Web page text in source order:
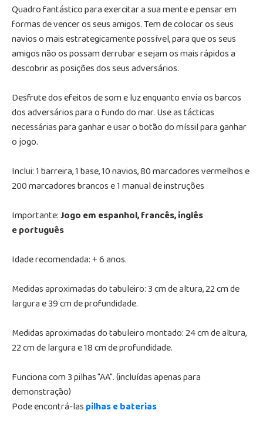
Quadro fantástico para exercitar a sua mente e pensar em
formas de vencer os seus amigos. Tem de colocar os seus
navios o mais estrategicamente possível, para que os seus
amigos não os possam derrubar e sejam os mais rápidos a
descobrir as posições dos seus adversários.
Desfrute dos efeitos de som e luz enquanto envia os barcos
dos adversários para o fundo do mar. Use as tácticas
necessárias para ganhar e usar o botão do míssil para ganhar
o jogo.
Inclui: 1 barreira, 1 base, 10 navios, 80 marcadores vermelhos e
200 marcadores brancos e 1 manual de instruções
Importante:Jogo em espanhol, francês, inglês
e português
Idade recomendada: + 6 anos.
Medidas aproximadas do tabuleiro: 3 cm de altura, 22 cm de
largura e 39 cm de profundidade.
Medidas aproximadas do tabuleiro montado: 24 cm de altura,
22 cm de largura e 18 cm de profundidade.
Funciona com 3 pilhas "AA". (incluídas apenas para
demonstração)
Pode encontrá-laspilhas e baterias